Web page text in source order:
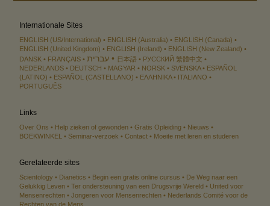
Internationale Sites
ENGLISH (US/International) ENGLISH (Australia)
ENGLISH (Canada)
ENGLISH (United Kingdom)
ENGLISH (Ireland)
ENGLISH (New Zealand)
DANSK
FRANÇAIS עברית 日本語 РУССКИЙ 繁體中文
NEDERLANDS
DEUTSCH MAGYAR NORSK SVENSKA
ESPAÑOL
(LATINO)
ESPAÑOL (CASTELLANO) ΕΛΛΗΝΙΚA
ITALIANO
PORTUGUÊS
Links
Over Ons Help zieken of gewonden Gratis Opleiding
Nieuws
BOEKWINKEL
Seminar-verzoek Contact Moeite met leren en studeren
Gerelateerde sites
Scientology Dianetics Begin een gratis online cursus
De Weg naar een
Gelukkig Leven
Ter ondersteuning van een Drugsvrije Wereld
United voor
Mensenrechten
Jongeren voor Mensenrechten
Nederlands Comité voor de
Rechten van de Mens